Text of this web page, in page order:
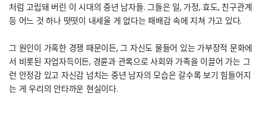
처럼 고립돼 버린 이 시대의 중년 남자들. 그들은 일, 가정, 효도, 친구관계
등 어느 것 하나 떳떳이 내세울 게 없다는 패배감 속에 지쳐 가고 있다.
그 원인이 가혹한 경쟁 때문이든, 그 자신도 물들어 있는 가부장적 문화에
서 비롯된 자업자득이든, 경륜과 관록으로 사회와 가족을 이끌어 가는 그
런 안정감 있고 자신감 넘치는 중년 남자의 모습은 갈수록 보기 힘들어지
는 게 우리의 안타까운 현실이다.